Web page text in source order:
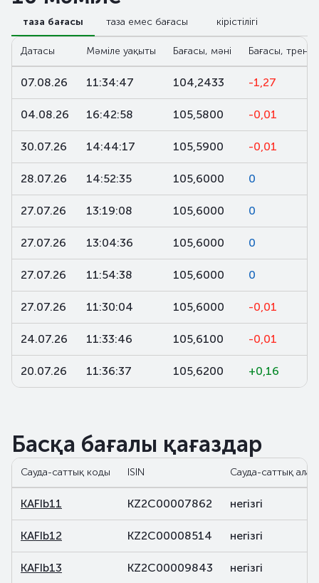
таза бағасы таза емес бағасы кірістілігі
Датасы Мәміле уақыты Бағасы, мәні Бағасы, тренд,
07.08.26 11:34:47 104,2433 -1,27
04.08.26 16:42:58 105,5800 -0,01
30.07.26 14:44:17 105,5900 -0,01
28.07.26 14:52:35 105,6000 0
27.07.26 13:19:08 105,6000 0
27.07.26 13:04:36 105,6000 0
27.07.26 11:54:38 105,6000 0
27.07.26 11:30:04 105,6000 -0,01
24.07.26 11:33:46 105,6100 -0,01
20.07.26 11:36:37 105,6200 +0,16
Басқа бағалы қағаздар
Сауда-саттық коды ISIN Сауда-саттық алаң
KAFIb11 KZ2C00007862 негізгі
KAFIb12 KZ2C00008514 негізгі
KAFIb13 KZ2C00009843 негізгі